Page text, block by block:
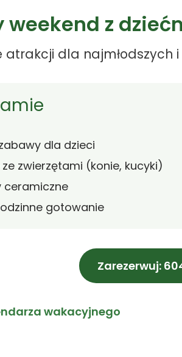
weekend z
atrakcji dla
dla dzieci
zwierzętami (konie, kucyki)
ceramiczne
gotowanie
Zarezerwuj:
wakacyjnego